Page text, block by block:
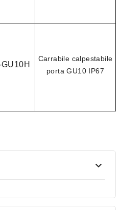
Carrabile calpestabile
porta GU10 IP67
